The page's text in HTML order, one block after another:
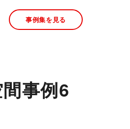
事例集を見る
事例6